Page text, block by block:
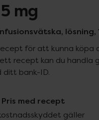
mg
lösning,
för att kunna köpa
recept kan du handla
ditt bank-ID.
Pris med recept
gäller